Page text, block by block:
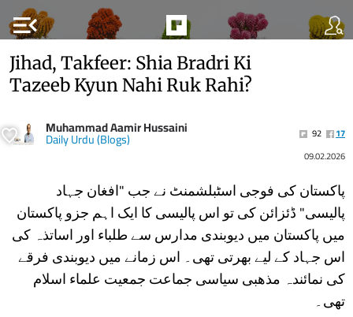
menu_open
Jihad, Takfeer: Shia Bradri Ki
Tazeeb Kyun Nahi Ruk Rahi?
Muhammad Aamir Hussaini
Daily Urdu (Blogs) 92
17
09.02.2026
پاکستان کی فوجی اسٹبلشمنٹ نے جب "افغان جہاد
پالیسی" ڈئزائن کی تو اس پالیسی کا ایک اہم جزو پاکستان
میں پاکستان میں دیوبندی مدارس سے طلباء اور اساتذہ کی
اس جہاد کے لیے بھرتی تھی۔ اس زمانے میں دیوبندی فرقے
کی نمائندہ مذھبی سیاسی جماعت جمعیت علماء اسلام
تھی۔